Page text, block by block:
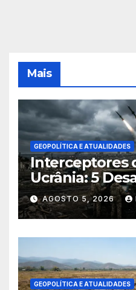
Mais
GEOPOLÍTICA E ATUALIDADES
Interceptores
Ucrânia: 5
AGOSTO 5, 2026
GEOPOLÍTICA E ATUALIDADES